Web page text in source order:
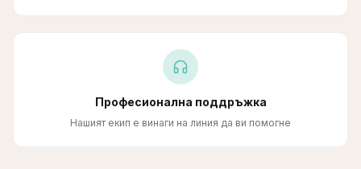
Професионална поддръжка
Нашият екип е винаги на линия да ви помогне